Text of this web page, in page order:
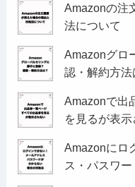
Amazonの注
法について
Amazonグロ
認・解約方法
Amazonで出
を見るが表
Amazonにロ
ス・パスワ